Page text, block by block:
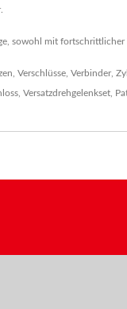
sowohl mit
Verschlüsse Verbinder,
Versatzdrehgelenkset